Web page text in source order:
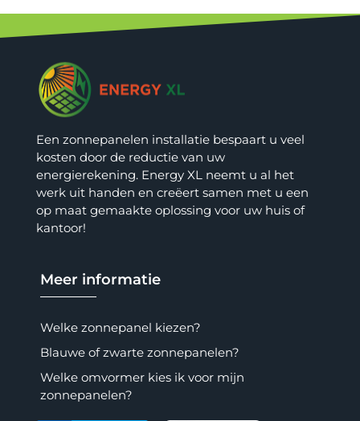
Een zonnepanelen installatie bespaart u veel
kosten door de reductie van uw
energierekening. Energy XL neemt u al het
werk uit handen en creëert samen met u een
op maat gemaakte oplossing voor uw huis of
kantoor!
Meer informatie
Welke zonnepanel kiezen?
Blauwe of zwarte zonnepanelen?
Welke omvormer kies ik voor mijn
zonnepanelen?